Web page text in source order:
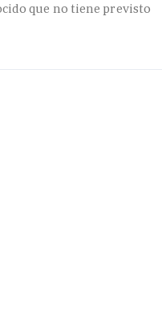
que no tiene previsto